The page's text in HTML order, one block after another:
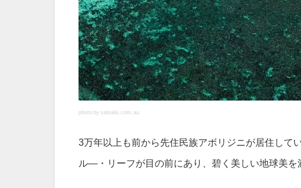
photo by salsalis.com.au
3万年以上も前から先住民族アボリジニが居住して
ル―・リーフが目の前にあり、碧く美しい地球美を